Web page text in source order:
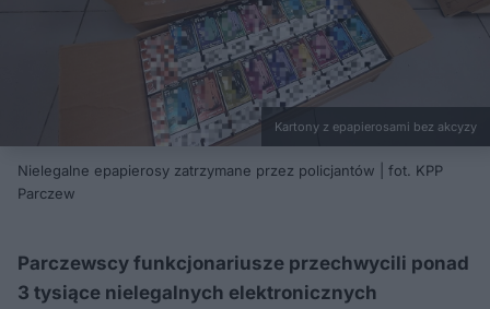
Kartony z epapierosami bez akcyzy
Nielegalne epapierosy zatrzymane przez policjantów | fot. KPP
Parczew
Parczewscy funkcjonariusze przechwycili ponad
3 tysiące nielegalnych elektronicznych